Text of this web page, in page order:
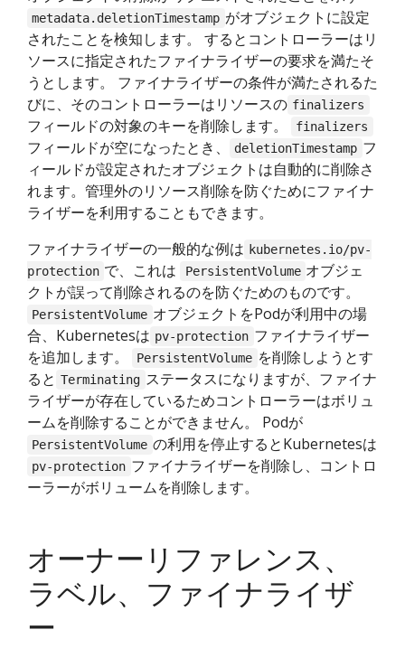
metadata.deletionTimestamp がオブジェクトに設定
されたことを検知します。 するとコントローラーはリ
ソースに指定されたファイナライザーの要求を満たそ
うとします。 ファイナライザーの条件が満たされるた
びに、そのコントローラーはリソースの finalizers
フィールドの対象のキーを削除します。 finalizers
フィールドが空になったとき、 deletionTimestamp フ
ィールドが設定されたオブジェクトは自動的に削除さ
れます。管理外のリソース削除を防ぐためにファイナ
ライザーを利用することもできます。
ファイナライザーの一般的な例は kubernetes.io/pv-
protection で、これは PersistentVolume オブジェ
クトが誤って削除されるのを防ぐためのものです。
PersistentVolume オブジェクトをPodが利用中の場
合、Kubernetesは pv-protection ファイナライザー
を追加します。
PersistentVolume を削除しようとす
ると Terminating ステータスになりますが、ファイナ
ライザーが存在しているためコントローラーはボリュ
ームを削除することができません。 Podが
PersistentVolume の利用を停止するとKubernetesは
pv-protection ファイナライザーを削除し、コントロ
ーラーがボリュームを削除します。
オーナーリファレンス、
ラベル、ファイナライザ
ー